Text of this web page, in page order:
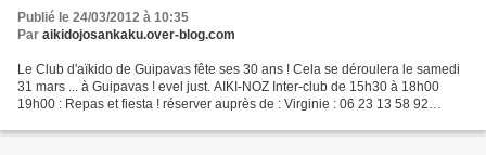
Publié le 24/03/2012 à 10:35
Par aikidojosankaku.over-blog.com
Le Club d'aïkido de Guipavas fête ses 30 ans ! Cela se déroulera le samedi
31 mars ... à Guipavas ! evel just. AIKI-NOZ Inter-club de 15h30 à 18h00
19h00 : Repas et fiesta ! réserver auprès de : Virginie : 06 23 13 58 92